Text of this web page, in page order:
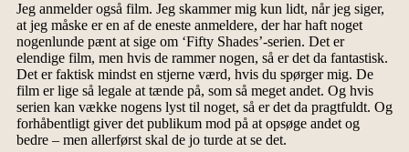
Jeg anmelder også film. Jeg skammer mig kun lidt, når jeg siger,
at jeg måske er en af de eneste anmeldere, der har haft noget
nogenlunde pænt at sige om ‘Fifty Shades’-serien. Det er
elendige film, men hvis de rammer nogen, så er det da fantastisk.
Det er faktisk mindst en stjerne værd, hvis du spørger mig. De
film er lige så legale at tænde på, som så meget andet. Og hvis
serien kan vække nogens lyst til noget, så er det da pragtfuldt. Og
forhåbentligt giver det publikum mod på at opsøge andet og
bedre – men allerførst skal de jo turde at se det.